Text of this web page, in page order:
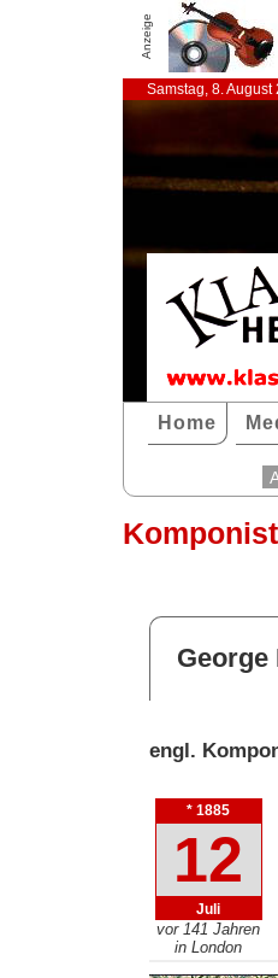
Anzeige
Samstag, 8. August
Home
George
engl.
* 1885
12
Juli
vor 141 Jahren
in London